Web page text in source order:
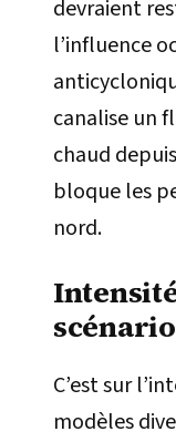
devraient
l’influence
canalise un
chaud
bloque les
nord.
C’est sur
modèles